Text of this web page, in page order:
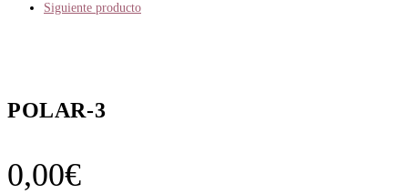
Siguiente producto
POLAR-3
0,00€